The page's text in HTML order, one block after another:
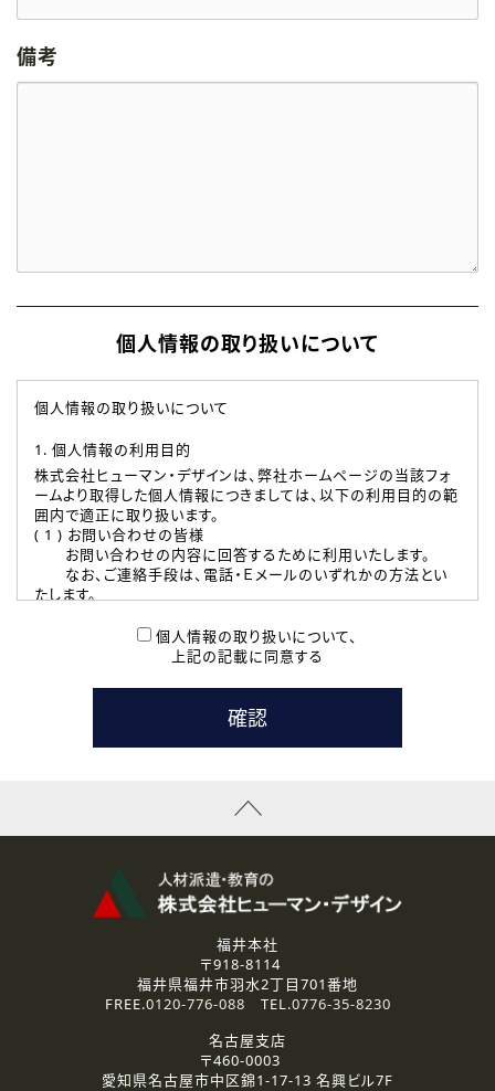
備考
個人情報の取り扱いについて
個人情報の取り扱いについて
1. 個人情報の利用目的
株式会社ヒューマン・デザインは、弊社ホームページの当該フォ
ームより取得した個人情報につきましては、以下の利用目的の範
囲内で適正に取り扱います。
( 1 ) お問い合わせの皆様
お問い合わせの内容に回答するために利用いたします。
なお、ご連絡手段は、電話・Ｅメールのいずれかの方法とい
たします。
本登録に関するご連絡および本登録時の参考情報として利
たします。
( 3 ) スタッフ派遣を検討されている企業の皆様
お問い合わせの内容に回答するために利用いたします。
なお、ご連絡手段は、電話・Ｅメールのいずれかの方法とい
資料送付、受講相談に関するご連絡のために利用いたしま
その他、お問い合わせの内容に回答するために利用いたし
なお、ご連絡手段は、電話・Ｅメールのいずれかの方法とい
2.個人情報の第三者提供
ご提供いただいた個人情報は、法令等の規定に従う場合を除き、
3.個人情報の取り扱いの委託
弊社の定める個人情報保護の評価基準を満たした委託先に、個
個人情報の取り扱いについて、
上記の記載に同意する
福井本社
〒918-8114
福井県福井市羽水2丁目701番地
FREE.0120-776-088 TEL.0776-35-8230
名古屋支店
〒460-0003
愛知県名古屋市中区錦1-17-13 名興ビル7F